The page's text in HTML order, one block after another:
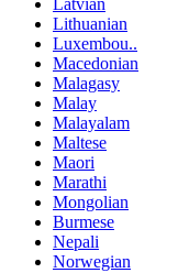
Latvian
Lithuanian
Luxembou..
Macedonian
Malagasy
Malay
Malayalam
Maltese
Maori
Marathi
Mongolian
Burmese
Nepali
Norwegian